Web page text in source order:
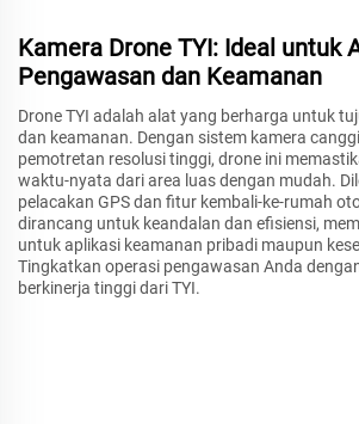
Kamera Drone TYI: Ideal untuk
Pengawasan dan Keamanan
Drone TYI adalah alat yang berharga untuk
dan keamanan. Dengan sistem kamera
pemotretan resolusi tinggi, drone ini
waktu-nyata dari area luas dengan mudah.
pelacakan GPS dan fitur kembali-ke-rumah
dirancang untuk keandalan dan efisiensi,
untuk aplikasi keamanan pribadi maupun
Tingkatkan operasi pengawasan Anda
berkinerja tinggi dari TYI.